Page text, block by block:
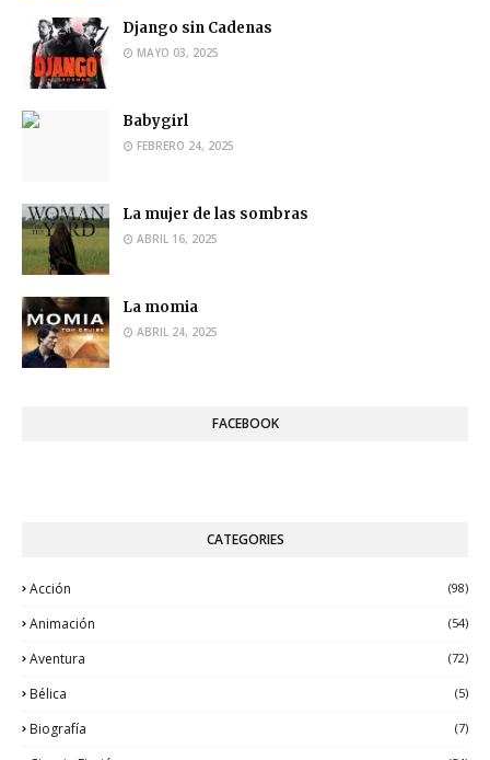
Django sin Cadenas
MAYO 03, 2025
Babygirl
FEBRERO 24, 2025
La mujer de las sombras
ABRIL 16, 2025
La momia
ABRIL 24, 2025
FACEBOOK
CATEGORIES
Acción (98)
Animación (54)
Aventura (72)
Bélica (5)
Biografía (7)